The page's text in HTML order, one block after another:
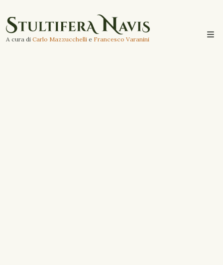
A cura di Carlo Mazzucchelli e Francesco Varanini